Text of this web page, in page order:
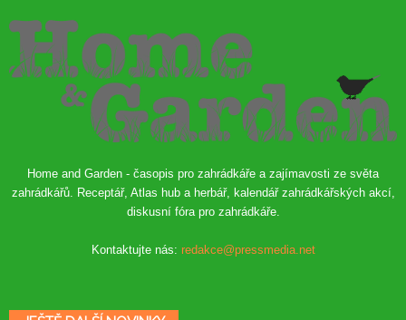
Home and Garden - časopis pro zahrádkáře a zajímavosti ze světa
zahrádkářů. Receptář, Atlas hub a herbář, kalendář zahrádkářských akcí,
diskusní fóra pro zahrádkáře.
Kontaktujte nás: redakce@pressmedia.net